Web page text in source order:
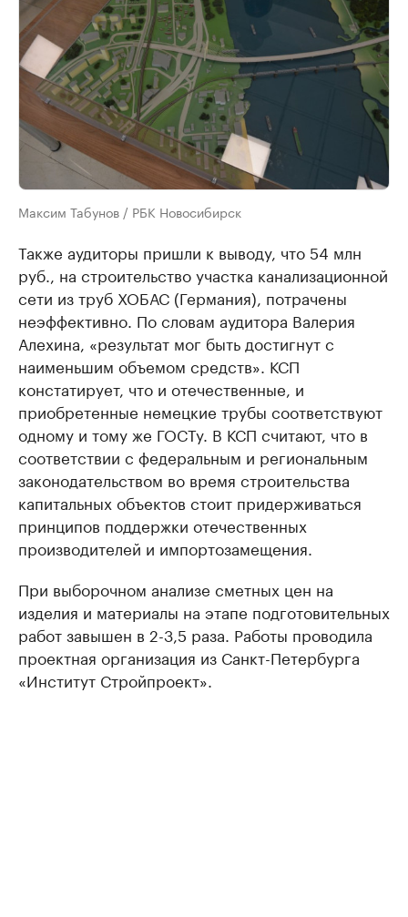
Максим Табунов / РБК Новосибирск
Также аудиторы пришли к выводу, что 54 млн
руб., на строительство участка канализационной
сети из труб ХОБАС (Германия), потрачены
неэффективно. По словам аудитора Валерия
Алехина, «результат мог быть достигнут с
наименьшим объемом средств». КСП
констатирует, что и отечественные, и
приобретенные немецкие трубы соответствуют
одному и тому же ГОСТу. В КСП считают, что в
соответствии с федеральным и региональным
законодательством во время строительства
капитальных объектов стоит придерживаться
принципов поддержки отечественных
производителей и импортозамещения.
При выборочном анализе сметных цен на
изделия и материалы на этапе подготовительных
работ завышен в 2-3,5 раза. Работы проводила
проектная организация из Санкт-Петербурга
«Институт Стройпроект».